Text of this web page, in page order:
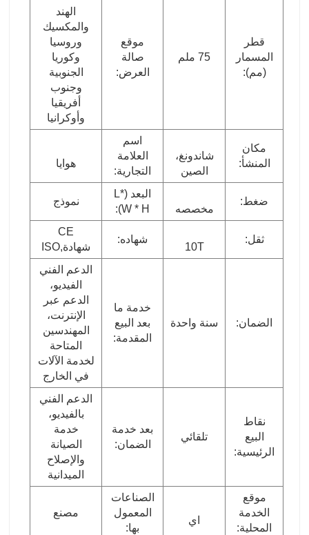
قطر
المسمار
(مم):
75 ملم
موقع
صالة
العرض:
الهند
والمكسيك
وروسيا
وكوريا
الجنوبية
وجنوب
أفريقيا
وأوكرانيا
مكان
المنشأ:
شاندونغ،
الصين
اسم
العلامة
التجارية:
هوايا
ضغط:
مخصصه
البعد (L*
W * H):
نموذج
ثقل:
10T
شهاده:
CE
شهادة,ISO
الضمان: سنة واحدة
خدمة ما
بعد البيع
المقدمة:
الدعم الفني
الفيديو،
الدعم عبر
الإنترنت،
المهندسين
المتاحة
لخدمة الآلات
في الخارج
نقاط
البيع
الرئيسية:
تلقائي
بعد خدمة
الضمان:
الدعم الفني
بالفيديو،
خدمة
الصيانة
والإصلاح
الميدانية
موقع
الخدمة
المحلية:
اي
الصناعات
المعمول
بها:
مصنع